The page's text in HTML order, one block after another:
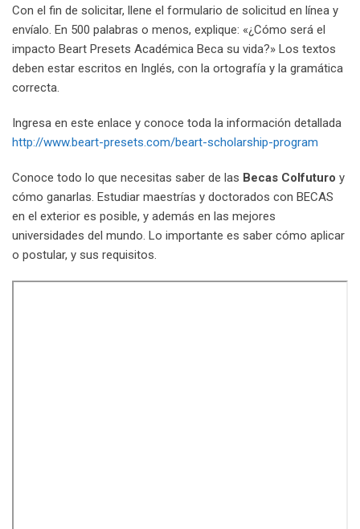
Con el fin de solicitar, llene el formulario de solicitud en línea y
envíalo. En 500 palabras o menos, explique: «¿Cómo será el
impacto Beart Presets Académica Beca su vida?» Los textos
deben estar escritos en Inglés, con la ortografía y la gramática
correcta.
Ingresa en este enlace y conoce toda la información detallada
http://www.beart-presets.com/beart-scholarship-program
Conoce todo lo que necesitas saber de las Becas Colfuturo y
cómo ganarlas. Estudiar maestrías y doctorados con BECAS
en el exterior es posible, y además en las mejores
universidades del mundo. Lo importante es saber cómo aplicar
o postular, y sus requisitos.